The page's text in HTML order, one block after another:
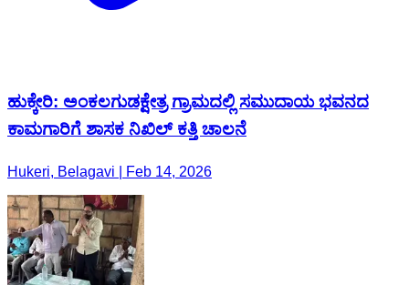
ಹುಕ್ಕೇರಿ: ಅಂಕಲಗುಡಕ್ಷೇತ್ರ ಗ್ರಾಮದಲ್ಲಿ ಸಮುದಾಯ ಭವನದ
ಕಾಮಗಾರಿಗೆ ಶಾಸಕ ನಿಖಿಲ್ ಕತ್ತಿ ಚಾಲನೆ
Hukeri, Belagavi | Feb 14, 2026